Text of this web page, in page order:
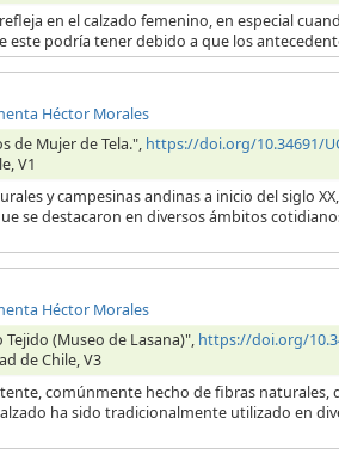
en el calzado femenino, en especial
podría tener debido a que los
Héctor Morales
de Mujer de Tela.", https://doi.org/10.34691/
V1
y campesinas andinas a inicio del siglo
se destacaron en diversos ámbitos
Héctor Morales
(Museo de Lasana)", https://doi.org/
de Chile, V3
comúnmente hecho de fibras naturales,
ha sido tradicionalmente utilizado en